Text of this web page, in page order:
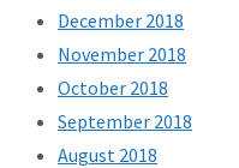
December 2018
November 2018
October 2018
September 2018
August 2018